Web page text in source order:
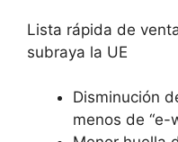
Lista rápida de
subraya la UE
Disminución
menos de “e-